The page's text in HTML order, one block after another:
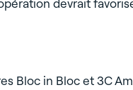
devrait
Bloc in Bloc et 3C